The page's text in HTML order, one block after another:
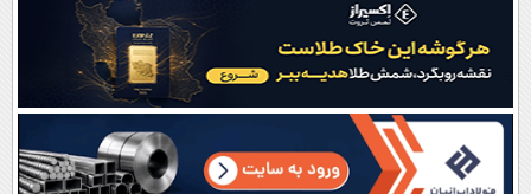
نظرسنجی
آب و هوا
اوقات شرعی
سواد زندگی